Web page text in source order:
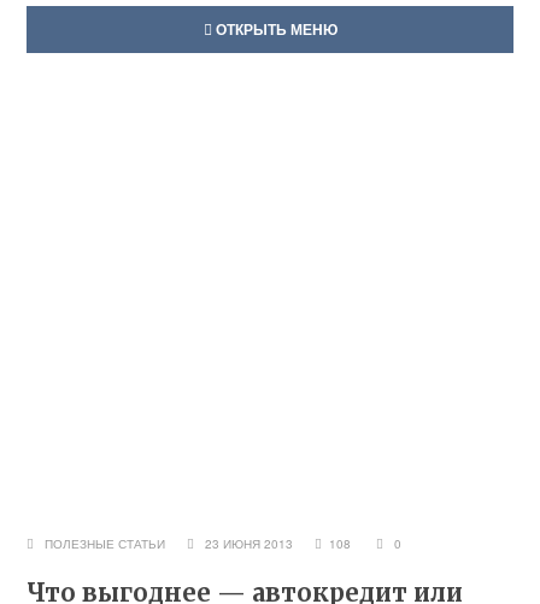
ОТКРЫТЬ МЕНЮ
ПОЛЕЗНЫЕ СТАТЬИ 23 ИЮНЯ 2013 108 0
Что выгоднее — автокредит или